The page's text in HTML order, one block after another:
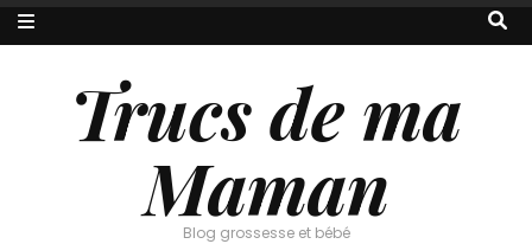
Trucs de ma
Maman
Blog grossesse et bébé